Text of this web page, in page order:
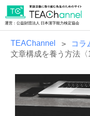
運営：公益財団法人 日本漢字能力検定協会
TEAChannel
コラ
文章構成を養う方法〈